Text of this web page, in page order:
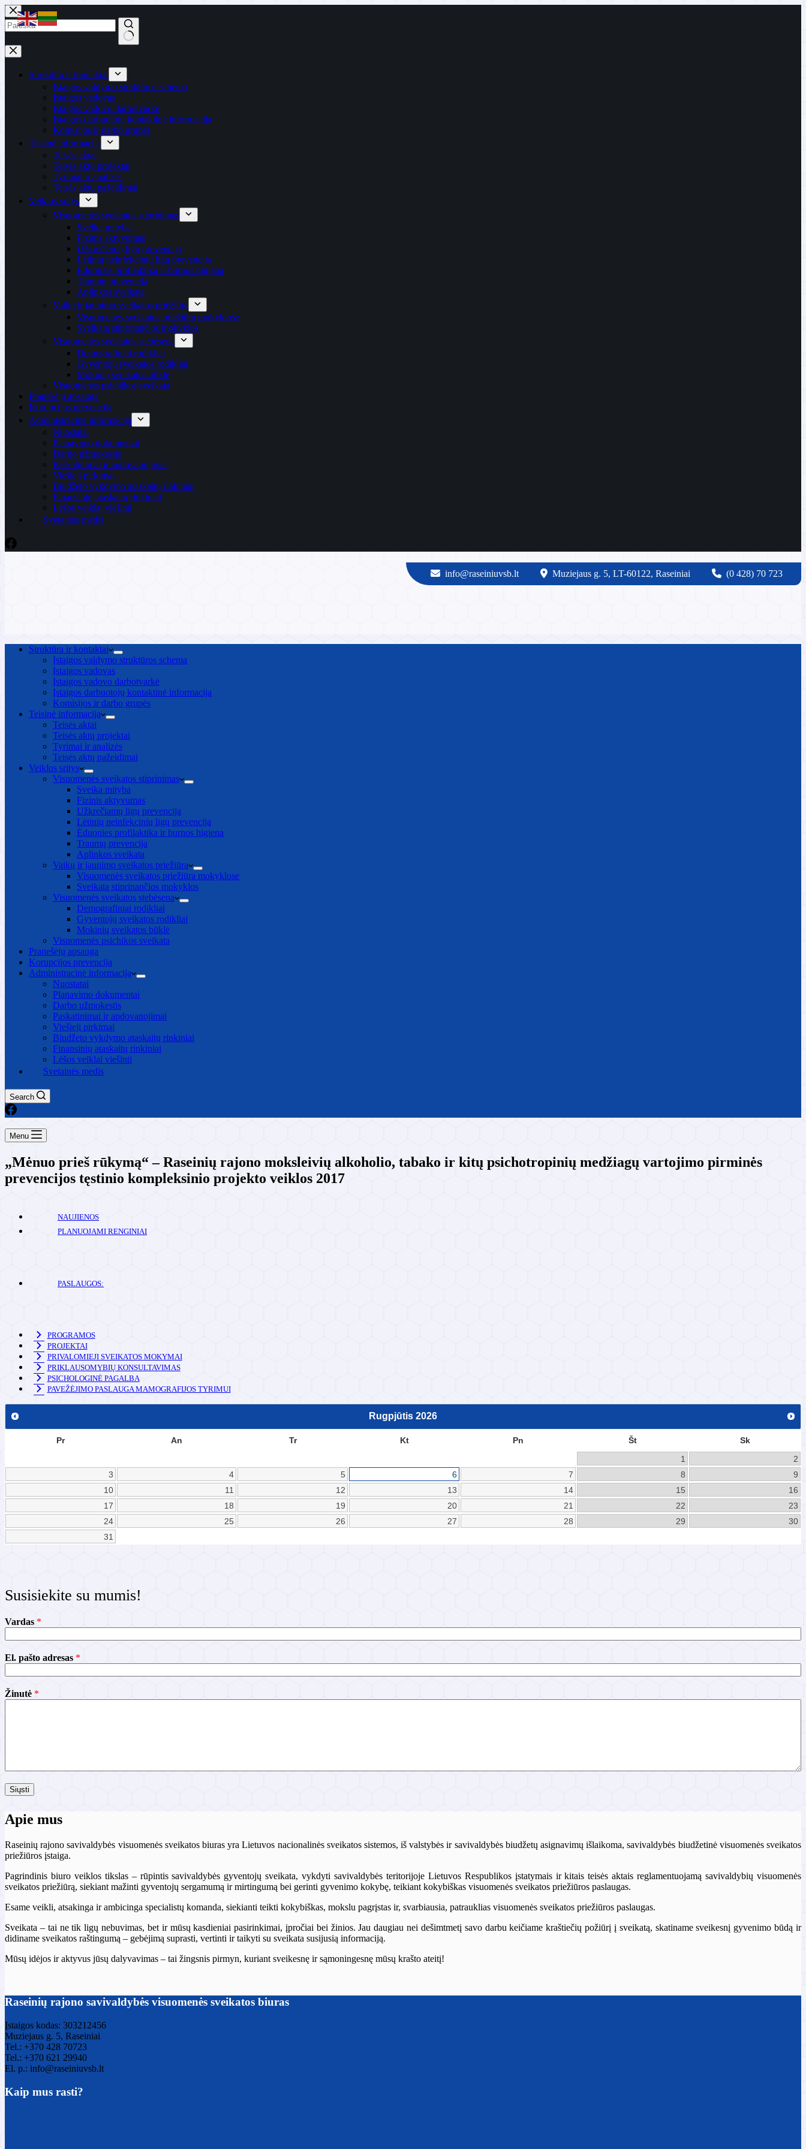
Skip
to
content
No
results
Struktūra ir kontaktai
Įstaigos valdymo struktūros schema
Įstaigos vadovas
Įstaigos vadovo darbotvarkė
Įstaigos darbuotojų kontaktinė informacija
Komisijos ir darbo grupės
Teisinė informacija
Teisės aktai
Teisės aktų projektai
Tyrimai ir analizės
Teisės aktų pažeidimai
Veiklos sritys
Visuomenės sveikatos stiprinimas
Sveika mityba
Fizinis aktyvumas
Užkrečiamų ligų prevencija
Lėtinių neinfekcinių ligų prevencija
Ėduonies profilaktika ir burnos higiena
Traumų prevencija
Aplinkos sveikata
Vaikų ir jaunimo sveikatos priežiūra
Visuomenės sveikatos priežiūra mokyklose
Sveikatą stiprinančios mokyklos
Visuomenės sveikatos stebėsena
Demografiniai rodikliai
Gyventojų sveikatos rodikliai
Mokinių sveikatos būklė
Visuomenės psichikos sveikata
Pranešėjų apsauga
Korupcijos prevencija
Administracinė informacija
Nuostatai
Planavimo dokumentai
Darbo užmokestis
Paskatinimai ir apdovanojimai
Viešieji pirkimai
Biudžeto vykdymo ataskaitų rinkiniai
Finansinių ataskaitų rinkiniai
Lėšos veiklai viešinti
Svetainės medis
info@raseiniuvsb.lt Muziejaus g. 5, LT-60122, Raseiniai (0 428) 70 723
Struktūra ir kontaktai
Įstaigos valdymo struktūros schema
Įstaigos vadovas
Įstaigos vadovo darbotvarkė
Įstaigos darbuotojų kontaktinė informacija
Komisijos ir darbo grupės
Teisinė informacija
Teisės aktai
Teisės aktų projektai
Tyrimai ir analizės
Teisės aktų pažeidimai
Veiklos sritys
Visuomenės sveikatos stiprinimas
Sveika mityba
Fizinis aktyvumas
Užkrečiamų ligų prevencija
Lėtinių neinfekcinių ligų prevencija
Ėduonies profilaktika ir burnos higiena
Traumų prevencija
Aplinkos sveikata
Vaikų ir jaunimo sveikatos priežiūra
Visuomenės sveikatos priežiūra mokyklose
Sveikatą stiprinančios mokyklos
Visuomenės sveikatos stebėsena
Demografiniai rodikliai
Gyventojų sveikatos rodikliai
Mokinių sveikatos būklė
Visuomenės psichikos sveikata
Pranešėjų apsauga
Korupcijos prevencija
Administracinė informacija
Nuostatai
Planavimo dokumentai
Darbo užmokestis
Paskatinimai ir apdovanojimai
Viešieji pirkimai
Biudžeto vykdymo ataskaitų rinkiniai
Finansinių ataskaitų rinkiniai
Lėšos veiklai viešinti
Svetainės medis
Search
Menu
„Mėnuo prieš rūkymą“ – Raseinių rajono moksleivių alkoholio, tabako ir kitų psichotropinių medžiagų vartojimo pirminės
prevencijos tęstinio kompleksinio projekto veiklos 2017
NAUJIENOS
PLANUOJAMI RENGINIAI
PASLAUGOS:
PROGRAMOS
PROJEKTAI
PRIVALOMIEJI SVEIKATOS MOKYMAI
PRIKLAUSOMYBIŲ KONSULTAVIMAS
PSICHOLOGINĖ PAGALBA
PAVEŽĖJIMO PASLAUGA MAMOGRAFIJOS TYRIMUI
Rugpjūtis 2026
Pr An Tr Kt Pn Št
Sk
1
2
3
4 5 6 7 8
9
10
11 12 13 14 15
16
17
18 19 20 21 22
23
24
25 26 27 28 29
30
31
Susisiekite su mumis!
Vardas *
a
a
ė
p
a
o
El. pašto adresas *
Žinutė *
Siųsti
Apie mus
Raseinių rajono savivaldybės visuomenės sveikatos biuras yra Lietuvos nacionalinės sveikatos sistemos, iš valstybės ir savivaldybės biudžetų asignavimų išlaikoma, savivaldybės biudžetinė visuomenės sveikatos
priežiūros įstaiga.
Pagrindinis biuro veiklos tikslas – rūpintis savivaldybės gyventojų sveikata, vykdyti savivaldybės teritorijoje Lietuvos Respublikos įstatymais ir kitais teisės aktais reglamentuojamą savivaldybių visuomenės
sveikatos priežiūrą, siekiant mažinti gyventojų sergamumą ir mirtingumą bei gerinti gyvenimo kokybę, teikiant kokybiškas visuomenės sveikatos priežiūros paslaugas.
Esame veikli, atsakinga ir ambicinga specialistų komanda, siekianti teikti kokybiškas, mokslu pagrįstas ir, svarbiausia, patrauklias visuomenės sveikatos priežiūros paslaugas.
Sveikata – tai ne tik ligų nebuvimas, bet ir mūsų kasdieniai pasirinkimai, įpročiai bei žinios. Jau daugiau nei dešimtmetį savo darbu keičiame kraštiečių požiūrį į sveikatą, skatiname sveikesnį gyvenimo būdą ir
didiname sveikatos raštingumą – gebėjimą suprasti, vertinti ir taikyti su sveikata susijusią informaciją.
Mūsų idėjos ir aktyvus jūsų dalyvavimas – tai žingsnis pirmyn, kuriant sveikesnę ir sąmoningesnę mūsų krašto ateitį!
Raseinių rajono savivaldybės visuomenės sveikatos biuras
Įstaigos kodas: 303212456
Muziejaus g. 5, Raseiniai
Tel.: +370 428 70723
Tel.: +370 621 29940
El. p.: info@raseiniuvsb.lt
Kaip mus rasti?